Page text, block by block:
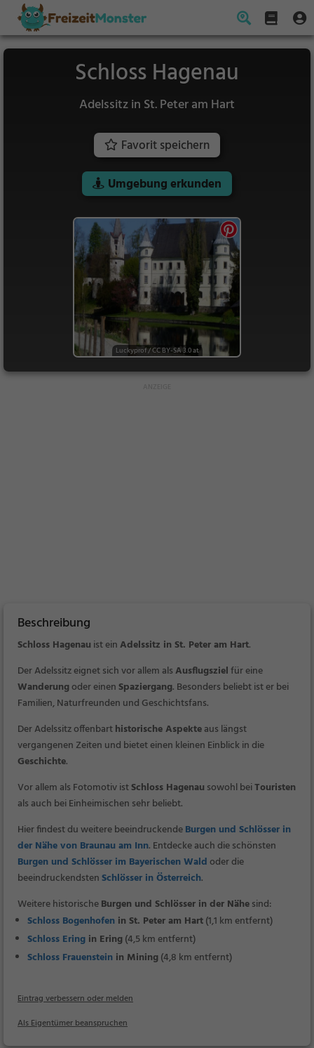
Schloss Hagenau
Adelssitz in St. Peter am Hart
Favorit speichern
Umgebung erkunden
Luckyprof/CC BY-SA 3.0 at
Beschreibung
Schloss Hagenau ist einAdelssitz in St. Peter am Hart.
Der Adelssitz eignet sich vor allem alsAusflugszielfür eine
Wanderungoder einenSpaziergang. Besonders beliebt ist er bei
Familien, Naturfreunden und Geschichtsfans.
Der Adelssitz offenbarthistorische Aspekteaus längst
vergangenen Zeiten und bietet einen kleinen Einblick in die
Geschichte.
Vor allem als Fotomotiv istSchloss Hagenau sowohl beiTouristen
als auch bei Einheimischen sehr beliebt.
Hier findest du weitere beeindruckendeBurgen und Schlösser in
der Nähe von Braunau am Inn. Entdecke auch die schönsten
Burgen und Schlösser im Bayerischen Waldoder die
beeindruckendstenSchlösser in Österreich.
Weitere historischeBurgen und Schlösser in der Nähesind:
Schloss Bogenhofen in St. Peter am Hart(1,1 km entfernt)
Schloss Ering in Ering(4,5 km entfernt)
Schloss Frauenstein in Mining(4,8 km entfernt)
Eintrag verbessern oder melden
Als Eigentümer beanspruchen